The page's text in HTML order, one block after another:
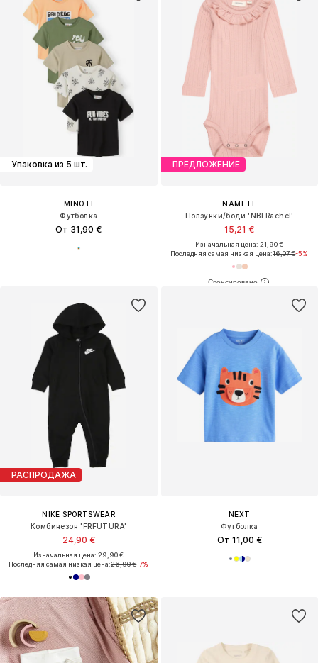
Упаковка из 5 шт.
MINOTI
Футболка
От 31,90 €
ПРЕДЛОЖЕНИЕ
NAME IT
Ползунки/боди 'NBFRachel'
15,21 €
Изначальная цена: 21,90 €
Последняя самая низкая цена:16,07 €-5%
РАСПРОДАЖА
NIKE SPORTSWEAR
Комбинезон 'FRFUTURA'
24,90 €
Изначальная цена: 29,90 €
Последняя самая низкая цена:26,90 €-7%
NEXT
Футболка
От 11,00 €